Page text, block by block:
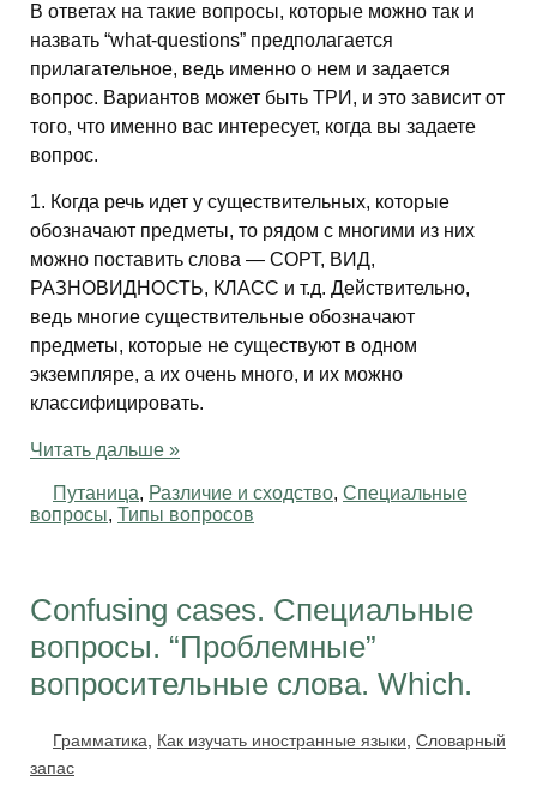
В ответах на такие вопросы, которые можно так и
назвать “what-questions” предполагается
прилагательное, ведь именно о нем и задается
вопрос. Вариантов может быть ТРИ, и это зависит от
того, что именно вас интересует, когда вы задаете
вопрос.
1. Когда речь идет у существительных, которые
обозначают предметы, то рядом с многими из них
можно поставить слова — СОРТ, ВИД,
РАЗНОВИДНОСТЬ, КЛАСС и т.д. Действительно,
ведь многие существительные обозначают
предметы, которые не существуют в одном
экземпляре, а их очень много, и их можно
классифицировать.
Читать дальше »
Путаница, Различие и сходство, Специальные
вопросы, Типы вопросов
Confusing cases. Специальные
вопросы. “Проблемные”
вопросительные слова. Which.
Грамматика Как изучать иностранные языки Словарный
запас